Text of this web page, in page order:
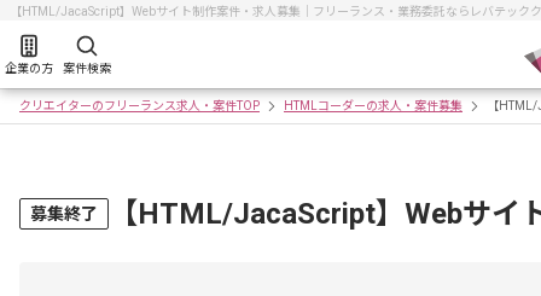
【HTML/JacaScript】Webサイト制作案件・求人募集｜フリーランス・業務委託ならレバテック
企業の方 案件検索
クリエイターのフリーランス求人・案件TOP HTMLコーダーの求人・案件募集 【
募集終了 【HTML/JacaScript】Webサイ